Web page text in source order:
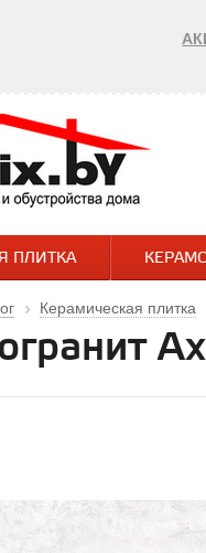
ПЛИТКА
Керамическая плитка